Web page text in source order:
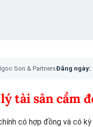
Son & PartnersĐăng ngày:
tài sản cầm
có hợp đồng và có